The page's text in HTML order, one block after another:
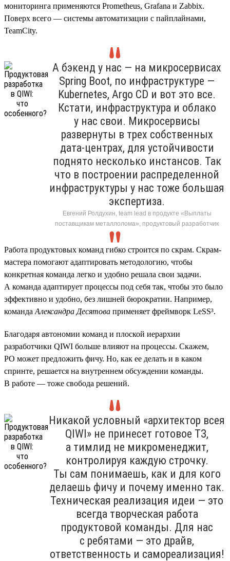
мониторинга применяются Prometheus, Grafana и Zabbix.
Поверх всего — системы автоматизации с пайплайнами,
TeamCity.
А бэкенд у нас — на микросервисах
Spring Boot, по инфраструктуре —
Kubernetes, Argo CD и вот это все.
Кстати, инфраструктура и облако
у нас свои. Микросервисы
развернуты в трех собственных
дата-центрах, для устойчивости
поднято несколько инстансов. Так
что в построении распределенной
инфраструктуры у нас тоже большая
экспертиза.
Евгений Ролдухин, team lead в продукте «Выплаты
поставщикам металлолома», продуктовый разработчик
Работа продуктовых команд гибко строится по скрам. Скрам-
мастера помогают адаптировать методологию, чтобы
конкретная команда легко и удобно решала свои задачи.
А команда адаптирует процессы под себя так, чтобы это было
эффективно и удобно, без лишней бюрократии. Например,
команда Александра Десятова применяет фреймворк LeSS³.
Благодаря автономии команд и плоской иерархии
разработчики QIWI больше влияют на процессы. Скажем,
PO может предложить фичу. Но, как ее делать и в каком
спринте, решается на внутреннем обсуждении команды.
В работе — тоже свобода решений.
Никакой условный «архитектор всея
QIWI» не принесет готовое ТЗ,
а тимлид не микроменеджит,
контролируя каждую строчку.
Ты сам понимаешь, как и для кого
делаешь фичу и почему именно так.
Техническая реализация идеи — это
всегда творческая работа
продуктовой команды. Для нас
с ребятами — это драйв,
ответственность и самореализация!